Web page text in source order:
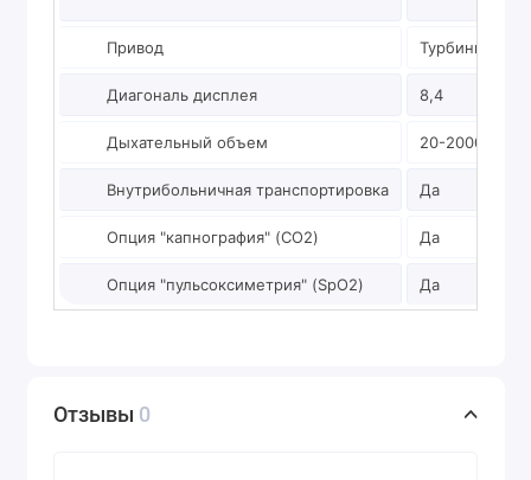
Привод Турбинный
Диагональ дисплея 8,4
Дыхательный объем 20-2000 мл
Внутрибольничная транспортировка Да
Опция "капнография" (CO2) Да
Опция "пульсоксиметрия" (SpO2) Да
Отзывы 0